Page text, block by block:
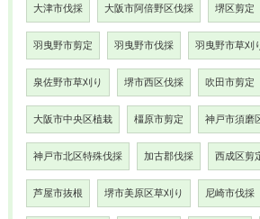
大津市伐採 大阪市阿倍野区伐採 堺区剪定
羽曳野市剪定 羽曳野市伐採 羽曳野市草刈
泉佐野市草刈り 堺市西区伐採 吹田市剪定
大阪市中央区植栽 橿原市剪定 神戸市須磨
神戸市北区特殊伐採 加古郡伐採 西成区剪
芦屋市抜根 堺市美原区草刈り 尼崎市伐採